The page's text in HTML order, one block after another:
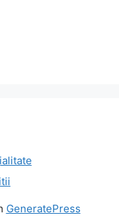
GeneratePress